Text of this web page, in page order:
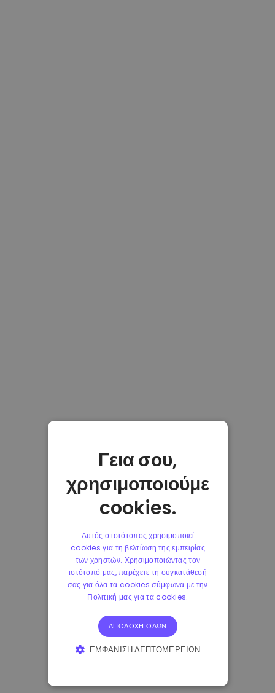
Γεια σου,
χρησιμοποιούμε
cookies.
Αυτός ο ιστότοπος χρησιμοποιεί
cookies για τη βελτίωση της εμπειρίας
των χρηστών. Χρησιμοποιώντας τον
ιστότοπό μας, παρέχετε τη συγκατάθεσή
σας για όλα τα cookies σύμφωνα με την
Πολιτική μας για τα cookies.
ΑΠΟΔΟΧΉ ΌΛΩΝ
ΕΜΦΆΝΙΣΗ ΛΕΠΤΟΜΕΡΕΙΏΝ